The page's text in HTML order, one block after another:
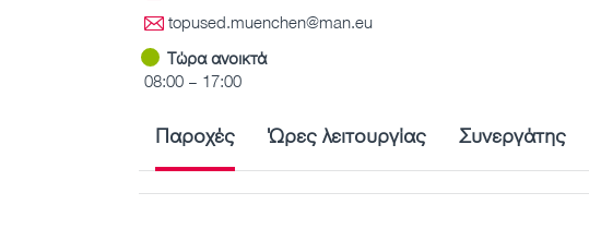
topused.muenchen@man.eu
Τώρα ανοικτά
08:00 – 17:00
Παροχές Ώρες λειτουργίας Συνεργάτης